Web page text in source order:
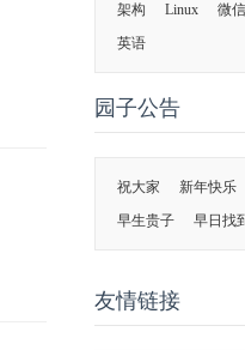
架构
Linux 微信
英语
园子公告
祝大家 新年快乐
早生贵子
早日找
友情链接